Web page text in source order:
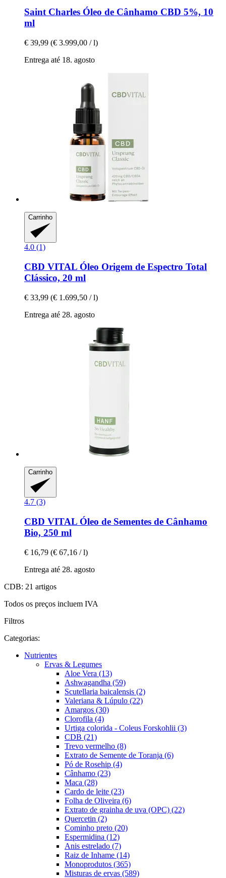
Saint Charles Óleo de Cânhamo CBD 5%, 10
ml
€ 39,99 (€ 3.999,00 / l)
Entrega até 18. agosto
Carrinho
4.0 (1)
CBD VITAL Óleo Origem de Espectro Total
Clássico, 20 ml
€ 33,99 (€ 1.699,50 / l)
Entrega até 28. agosto
Carrinho
4.7 (3)
CBD VITAL Óleo de Sementes de Cânhamo
Bio, 250 ml
€ 16,79 (€ 67,16 / l)
Entrega até 28. agosto
CDB: 21 artigos
Todos os preços incluem IVA
Filtros
Categorias:
Nutrientes
Ervas & Legumes
Aloe Vera (13)
Ashwagandha (59)
Scutellaria baicalensis (2)
Valeriana & Lúpulo (22)
Amargos (30)
Clorofila (4)
Urtiga colorida - Coleus Forskohlii (3)
CDB (21)
Trevo vermelho (8)
Extrato de Semente de Toranja (6)
Pó de Rosehip (4)
Cânhamo (23)
Maca (28)
Cardo de leite (23)
Folha de Oliveira (6)
Extrato de grainha de uva (OPC) (22)
Quercetin (2)
Cominho preto (20)
Espermidina (12)
Anis estrelado (7)
Raiz de Inhame (14)
Monoprodutos (365)
Misturas de ervas (589)